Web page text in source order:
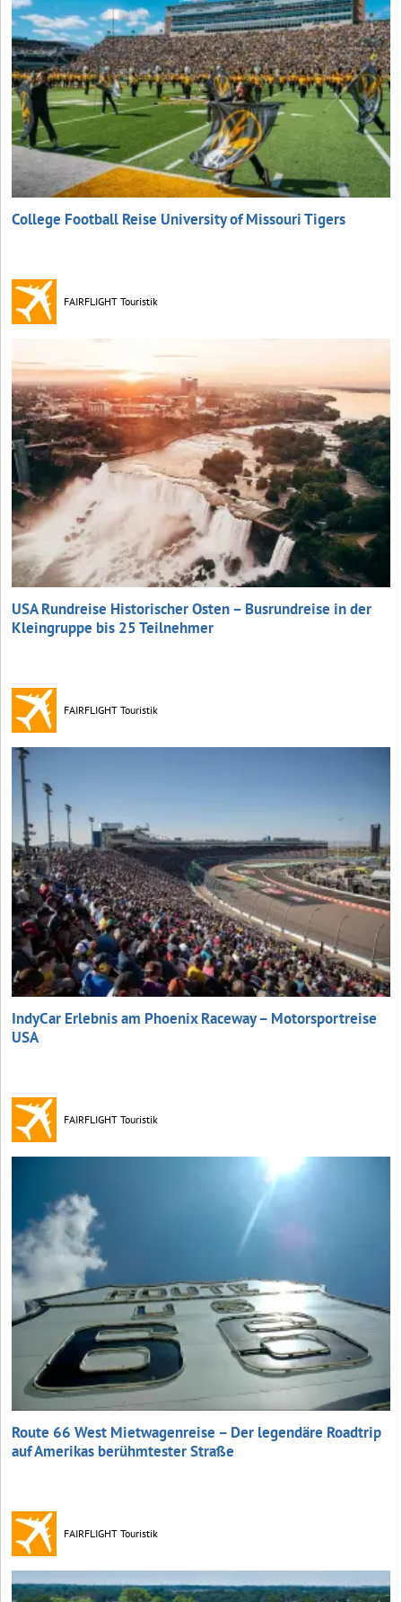
College Football Reise University of Missouri Tigers
FAIRFLIGHT Touristik
USA Rundreise Historischer Osten – Busrundreise in der
Kleingruppe bis 25 Teilnehmer
FAIRFLIGHT Touristik
IndyCar Erlebnis am Phoenix Raceway – Motorsportreise
USA
FAIRFLIGHT Touristik
Route 66 West Mietwagenreise – Der legendäre Roadtrip
auf Amerikas berühmtester Straße
FAIRFLIGHT Touristik